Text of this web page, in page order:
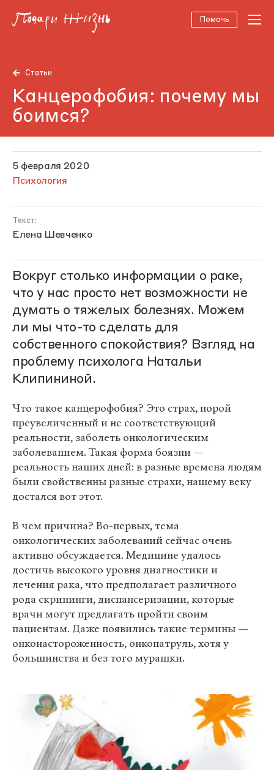
Помочь
Статьи
Канцерофобия: почему мы
боимся?
5 февраля 2020
Психология
Текст:
Елена Шевченко
Вокруг столько информации о раке,
что у нас просто нет возможности не
думать о тяжелых болезнях. Можем
ли мы что-то сделать для
собственного спокойствия? Взгляд на
проблему психолога Натальи
Клипининой.
Что такое канцерофобия? Это страх, порой
преувеличенный и не соответствующий
реальности, заболеть онкологическим
заболеванием. Такая форма боязни —
реальность наших дней: в разные времена людям
были свойственны разные страхи, нашему веку
достался вот этот.
В чем причина? Во-первых, тема
онкологических заболеваний сейчас очень
активно обсуждается. Медицине удалось
достичь высокого уровня диагностики и
лечения рака, что предполагает различного
рода скрининги, диспансеризации, которые
врачи могут предлагать пройти своим
пациентам. Даже появились такие термины —
онконастороженность, онкопатруль, хотя у
большинства и без того мурашки.